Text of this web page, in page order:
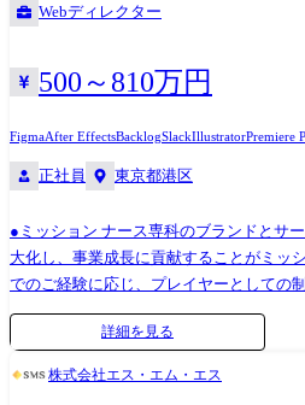
Webディレクター
500～810万円
FigmaAfter EffectsBacklogSlackIllustratorPremiere
正社員 東京都港区
●ミッション ナース専科のブランドとサ
大化し、事業成長に貢献することがミッションです。 ●
でのご経験に応じ、プレイヤーとしての
トまで、柔軟に役割を決定します。 1.「ナース専科」のブランドコミュ
ニケーション ・TVCM、交通広告、SNS
詳細を見る
株式会社エス・エム・エス